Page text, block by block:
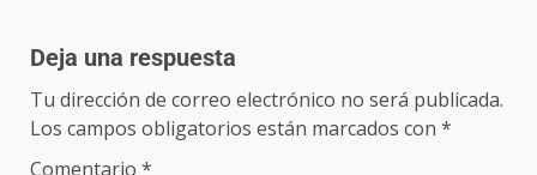
Deja una respuesta
Tu dirección de correo electrónico no será publicada.
Los campos obligatorios están marcados con *
Comentario *